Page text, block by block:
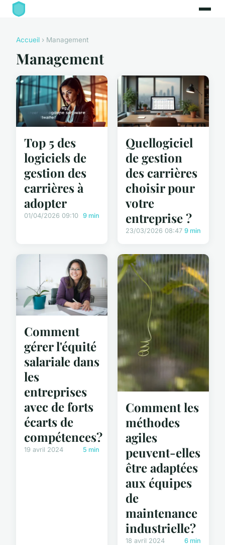
Accueil › Management
Management
Top 5 des
logiciels de
gestion des
carrières à
adopter
01/04/2026 09:10 9 min
Quellogiciel
de gestion
des carrières
choisir pour
votre
entreprise ?
23/03/2026 08:47 9 min
Comment
gérer l'équité
salariale dans
les
entreprises
avec de forts
écarts de
compétences?
19 avril 2024 5 min
Comment les
méthodes
agiles
peuvent-elles
être adaptées
aux équipes
de
maintenance
industrielle?
18 avril 2024 6 min